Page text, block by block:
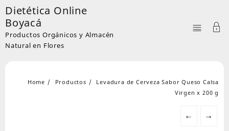
Skip
to
content
Dietética Online
Boyacá
Productos Orgánicos y Almacén
Natural en Flores
Home Productos
Levadura de Cerveza Sabor Queso Calsa
Virgen x 200 g
← →